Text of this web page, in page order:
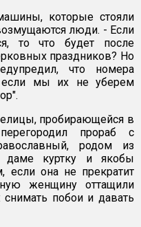
которые стояли
люди. - Если
то что будет после
праздников? Но
что номера
если мы их не уберем
пробирающейся в
прораб с
родом из
даме куртку и якобы
если она не прекратит
женщину оттащили
побои и давать